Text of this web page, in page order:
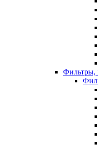
Фильтры,